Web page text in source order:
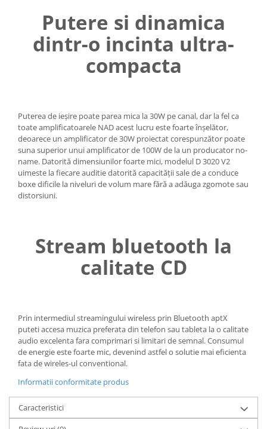
Putere si dinamica
dintr-o incinta ultra-
compacta
Puterea de ieșire poate parea mica la 30W pe canal, dar la fel ca
toate amplificatoarele NAD acest lucru este foarte înșelător,
deoarece un amplificator de 30W proiectat corespunzător poate
suna superior unui amplificator de 100W de la un producator no-
name. Datorită dimensiunilor foarte mici, modelul D 3020 V2
uimeste la fiecare auditie datorită capacității sale de a conduce
boxe dificile la niveluri de volum mare fără a adăuga zgomote sau
distorsiuni.
Stream bluetooth la
calitate CD
Prin intermediul streamingului wireless prin Bluetooth aptX
puteti accesa muzica preferata din telefon sau tableta la o calitate
audio excelenta fara comprimari si limitari de semnal. Consumul
de energie este foarte mic, devenind astfel o solutie mai eficienta
fata de wireles-ul conventional.
Informatii conformitate produs
Caracteristici